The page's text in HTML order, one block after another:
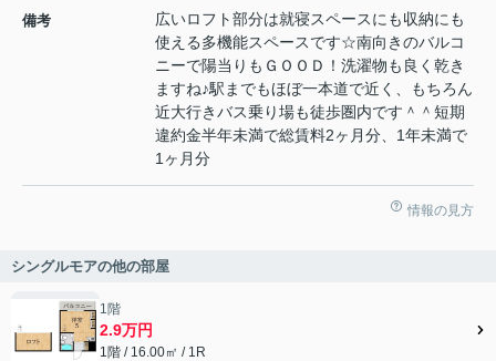
備考
広いロフト部分は就寝スペースにも収納にも
使える多機能スペースです☆南向きのバルコ
ニーで陽当りもＧＯＯＤ！洗濯物も良く乾き
ますね♪駅までもほぼ一本道で近く、もちろん
近大行きバス乗り場も徒歩圏内です＾＾短期
違約金半年未満で総賃料2ヶ月分、1年未満で
1ヶ月分
情報の見方
シングルモアの他の部屋
1階
2.9万円
1階 / 16.00㎡ / 1R